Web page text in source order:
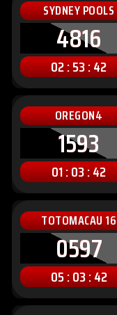
SYDNEY POOLS
4816
02 : 53 : 40
OREGON4
1593
01 : 03 : 40
TOTOMACAU 16
0597
05 : 03 : 40